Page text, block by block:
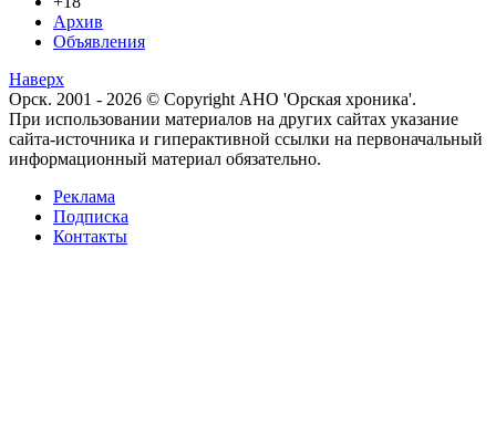
Архив
Объявления
Наверх
Орск. 2001 - 2026 © Copyright АНО 'Орская хроника'.
При использовании материалов на других сайтах указание
сайта-источника и гиперактивной ссылки на первоначальный
информационный материал обязательно.
Реклама
Подписка
Контакты